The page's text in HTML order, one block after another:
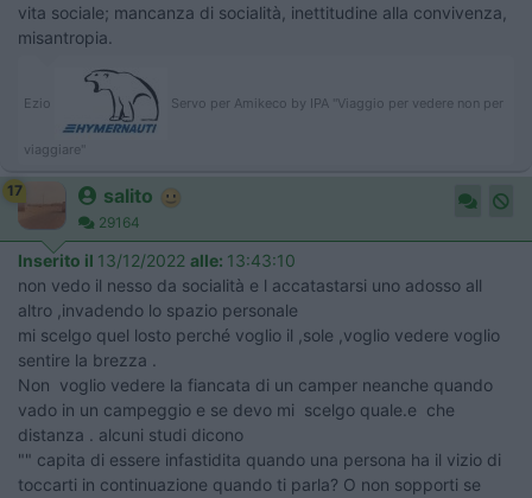
vita sociale; mancanza di socialità, inettitudine alla convivenza,
misantropia.
Ezio Servo per Amikeco by IPA "Viaggio per vedere non per
viaggiare"
17 salito
29164
Inserito il 13/12/2022 alle: 13:43:10
non vedo il nesso da socialità e l accatastarsi uno adosso all
altro ,invadendo lo spazio personale
mi scelgo quel losto perché voglio il ,sole ,voglio vedere voglio
sentire la brezza .
Non voglio vedere la fiancata di un camper neanche quando
vado in un campeggio e se devo mi scelgo quale.e che
distanza . alcuni studi dicono
"" capita di essere infastidita quando una persona ha il vizio di
toccarti in continuazione quando ti parla? O non sopporti se